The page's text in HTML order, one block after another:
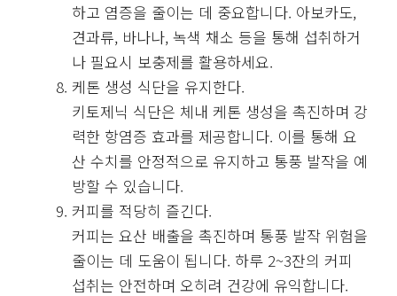
하고 염증을 줄이는 데 중요합니다. 아보카도,
견과류, 바나나, 녹색 채소 등을 통해 섭취하거
나 필요시 보충제를 활용하세요.
케톤 생성 식단을 유지한다.
키토제닉 식단은 체내 케톤 생성을 촉진하며 강
력한 항염증 효과를 제공합니다. 이를 통해 요
산 수치를 안정적으로 유지하고 통풍 발작을 예
방할 수 있습니다.
커피를 적당히 즐긴다.
커피는 요산 배출을 촉진하며 통풍 발작 위험을
줄이는 데 도움이 됩니다. 하루 2~3잔의 커피
섭취는 안전하며 오히려 건강에 유익합니다.